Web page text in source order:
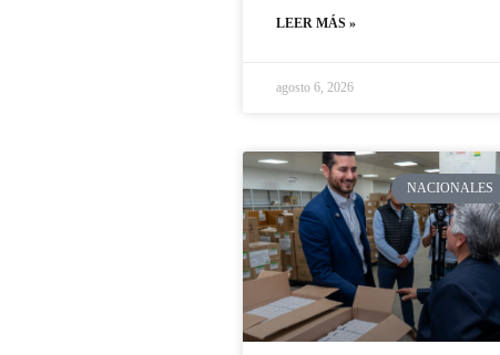
LEER MÁS »
agosto 6, 2026
NACIONALES